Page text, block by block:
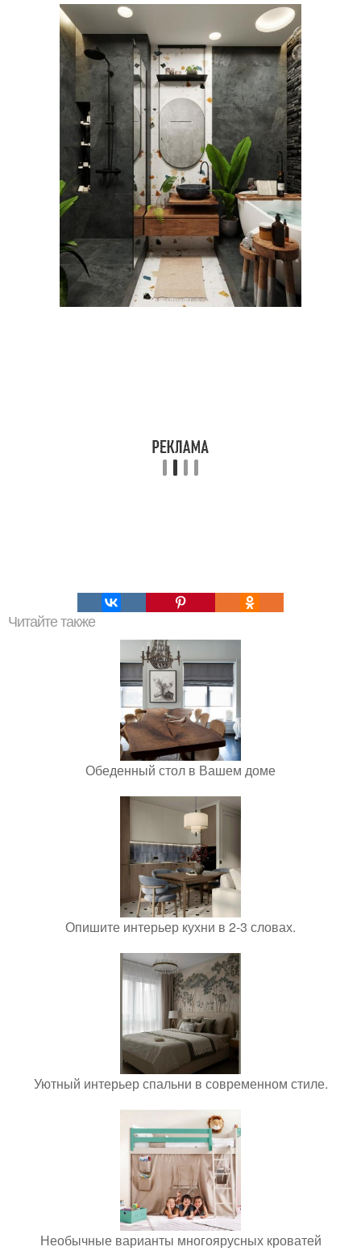
Читайте также
Обеденный стол в Вашем доме
Опишите интерьер кухни в 2-3 словах.
Уютный интерьер спальни в современном стиле.
Необычные варианты многоярусных кроватей